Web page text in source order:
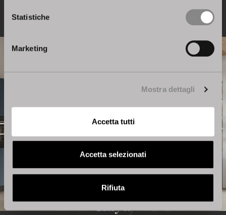
Statistiche
Marketing
Mostra dettagli
Accetta tutti
Accetta selezionati
Rifiuta
Kaya